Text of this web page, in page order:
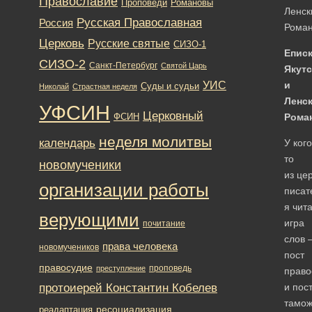
и
У
то
из
я
игра
слов
пост
и пост
Проповеди Романовы
Россия Русская Православная
Церковь Русские святые СИЗО-1
СИЗО-2 Санкт-Петербург Святой Царь
Николай Страстная неделя Суды и судьи УИС
УФСИН ФСИН Церковный
календарь неделя молитвы
новомученики
организации работы
верующими почитание
новомучеников права человека
правосудие преступление проповедь
протоиерей Константин Кобелев
реадаптация ресоциализация